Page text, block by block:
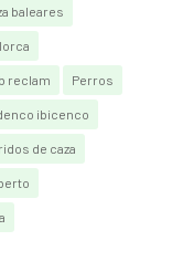
baleares
reclam Perros
ibicenco
de caza